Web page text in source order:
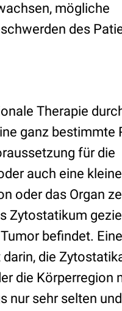
mögliche
des
Therapie
ganz bestimmte
für die
auch eine
oder das Organ
Zytostatikum
befindet.
die
die Körperregion
nur sehr selten